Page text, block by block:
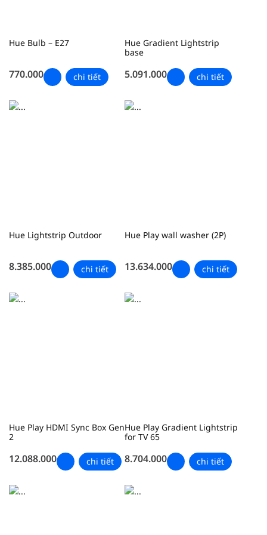
Hue Bulb – E27
770.000 chi tiết
Hue Gradient Lightstrip
base
5.091.000 chi tiết
Hue Lightstrip Outdoor
8.385.000 chi tiết
Hue Play wall washer (2P)
13.634.000 chi tiết
Hue Play HDMI Sync Box Gen
2
12.088.000 chi tiết
Hue Play Gradient Lightstrip
for TV 65
8.704.000 chi tiết